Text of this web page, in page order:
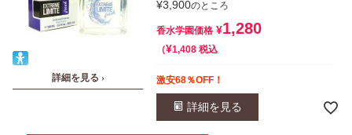
詳細を見る ›
¥3,900のところ
香水学園価格 ¥1,280
¥1,408 税込
激安68％OFF！
詳細を見る